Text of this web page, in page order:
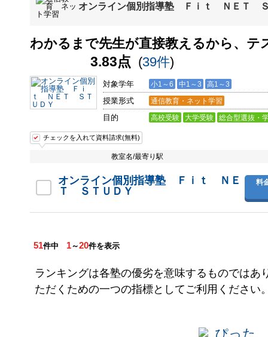
オンライン個別指導塾 Ｆｉｔ ＮＥＴ
わかるまで先生が直接教えるから、テ
3.83点 (39件)
対象学年 小1～6 中1～3 高1～3
授業形式 通信教育・ネット学習
目的 高校受験 大学受験 総合型選抜・
チェックを入れて資料請求(無料)
教室名/最寄り駅
オンライン個別指導塾 Ｆｉｔ ＮＥ
Ｔ ＳＴＵＤＹ
料
51件中 1～20件を表示
ランキングは各塾の優劣を意味するものではあ
ただくための一つの指標としてご利用ください